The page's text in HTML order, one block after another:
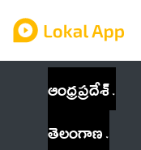
ఆంధ్రప్రదేశ్
తెలంగాణ